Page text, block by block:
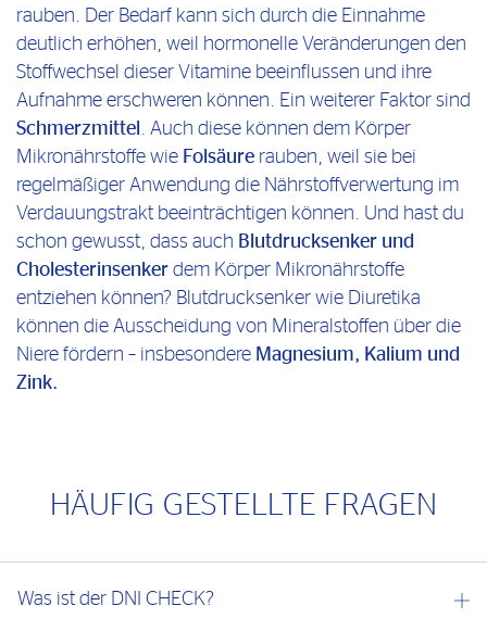
rauben. Der Bedarf kann sich durch die Einnahme
deutlich erhöhen, weil hormonelle Veränderungen den
Stoffwechsel dieser Vitamine beeinflussen und ihre
Aufnahme erschweren können. Ein weiterer Faktor sind
Schmerzmittel . Auch diese können dem Körper
Mikronährstoffe wie Folsäure rauben, weil sie bei
regelmäßiger Anwendung die Nährstoffverwertung im
Verdauungstrakt beeinträchtigen können. Und hast du
schon gewusst, dass auch Blutdrucksenker und
Cholesterinsenker dem Körper Mikronährstoffe
entziehen können? Blutdrucksenker wie Diuretika
können die Ausscheidung von Mineralstoffen über die
Niere fördern – insbesondere Magnesium, Kalium und
Zink.
HÄUFIG GESTELLTE FRAGEN
Was ist der DNI CHECK?